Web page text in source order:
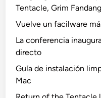
Tentacle, Grim
Vuelve un facilware
La conferencia
directo
Guía de instalación
Mac